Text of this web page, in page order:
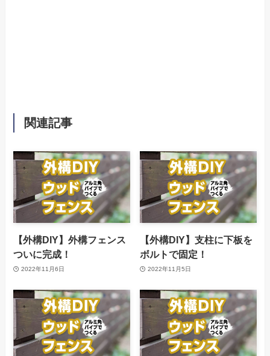
関連記事
【外構DIY】外構フェンス
ついに完成！
2022年11月6日
【外構DIY】支柱に下板を
ボルトで固定！
2022年11月5日